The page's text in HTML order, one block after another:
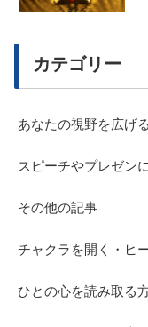
カテゴリー
あなたの視野を広げ
スピーチやプレゼン
その他の記事
チャクラを開く・ヒ
ひとの心を読み取る